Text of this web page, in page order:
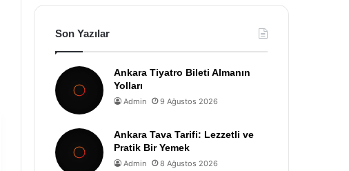
Son Yazılar
Ankara Tiyatro Bileti Almanın
Yolları
Admin 9 Ağustos 2026
Ankara Tava Tarifi: Lezzetli ve
Pratik Bir Yemek
Admin 8 Ağustos 2026